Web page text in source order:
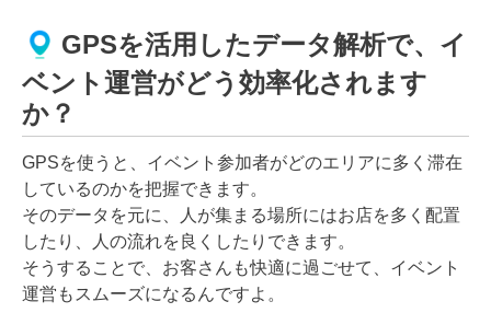
GPSを活用したデータ解析で、イ
ベント運営がどう効率化されます
か？
GPSを使うと、イベント参加者がどのエリアに多く滞在
しているのかを把握できます。
そのデータを元に、人が集まる場所にはお店を多く配置
したり、人の流れを良くしたりできます。
そうすることで、お客さんも快適に過ごせて、イベント
運営もスムーズになるんですよ。